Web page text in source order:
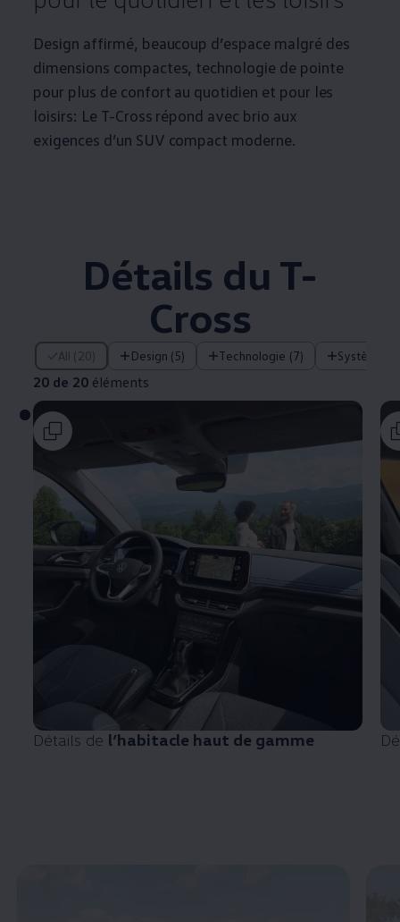
Design affirmé, beaucoup d’espace malgré des
dimensions compactes, technologie de pointe
pour plus de confort au quotidien et pour les
loisirs: Le T-Cross répond avec brio aux
exigences d’un SUV compact moderne.
Détails du T-
Cross
All (20) Design (5) Technologie (7) Systèmes
20 de 20 éléments
20 de 20 éléments
Détails de l’habitacle haut de gamme